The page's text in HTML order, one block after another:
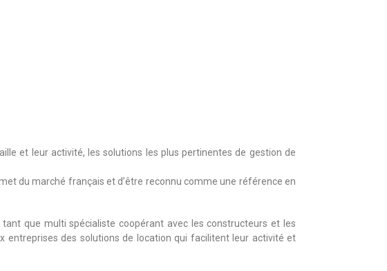
et leur activité, les solutions les plus pertinentes de gestion de
du marché français et d’être reconnu comme une référence en
que multi spécialiste coopérant avec les constructeurs et les
entreprises des solutions de location qui facilitent leur activité et